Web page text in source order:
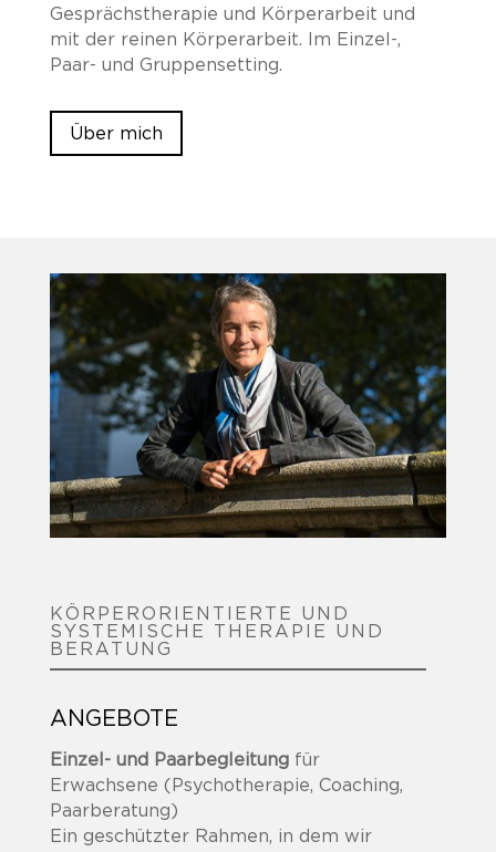
Gesprächstherapie und Körperarbeit und
mit der reinen Körperarbeit. Im Einzel-,
Paar- und Gruppensetting.
Über mich
KÖRPERORIENTIERTE UND
SYSTEMISCHE THERAPIE UND
BERATUNG
ANGEBOTE
Einzel- und Paarbegleitungfür
Erwachsene (Psychotherapie, Coaching,
Paarberatung)
Ein geschützter Rahmen, in dem wir